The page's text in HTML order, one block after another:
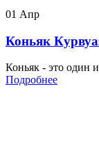
01 Апр
Коньяк
Коньяк - это один
Подробнее